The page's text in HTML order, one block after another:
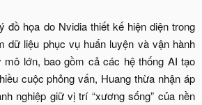
đồ họa do Nvidia thiết kế hiện diện trong
dữ liệu phục vụ huấn luyện và vận hành
mô lớn, bao gồm cả các hệ thống AI tạo
cuộc phỏng vấn, Huang thừa nhận áp
nghiệp giữ vị trí “xương sống” của nền